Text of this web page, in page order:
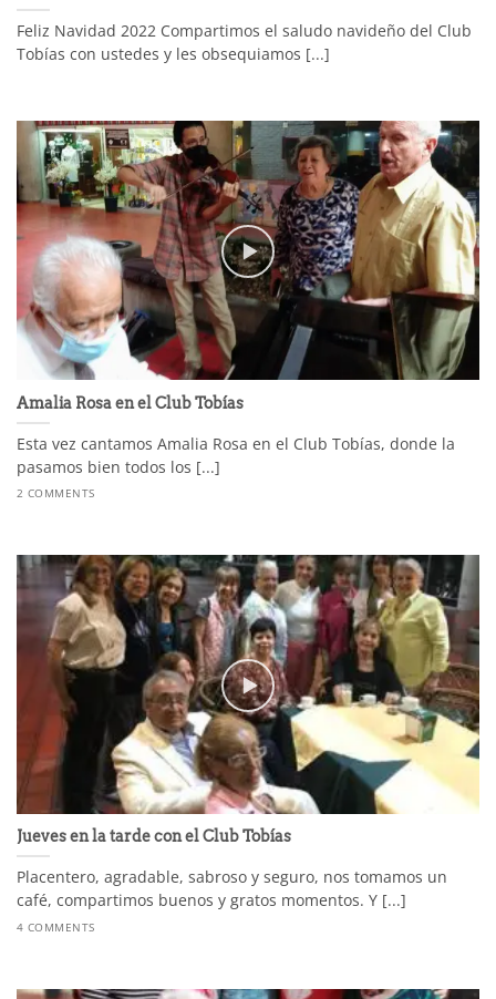
Feliz Navidad 2022 Compartimos el saludo navideño del Club
Tobías con ustedes y les obsequiamos [...]
Amalia Rosa en el Club Tobías
Esta vez cantamos Amalia Rosa en el Club Tobías, donde la
pasamos bien todos los [...]
2 COMMENTS
Jueves en la tarde con el Club Tobías
Placentero, agradable, sabroso y seguro, nos tomamos un
café, compartimos buenos y gratos momentos. Y [...]
4 COMMENTS